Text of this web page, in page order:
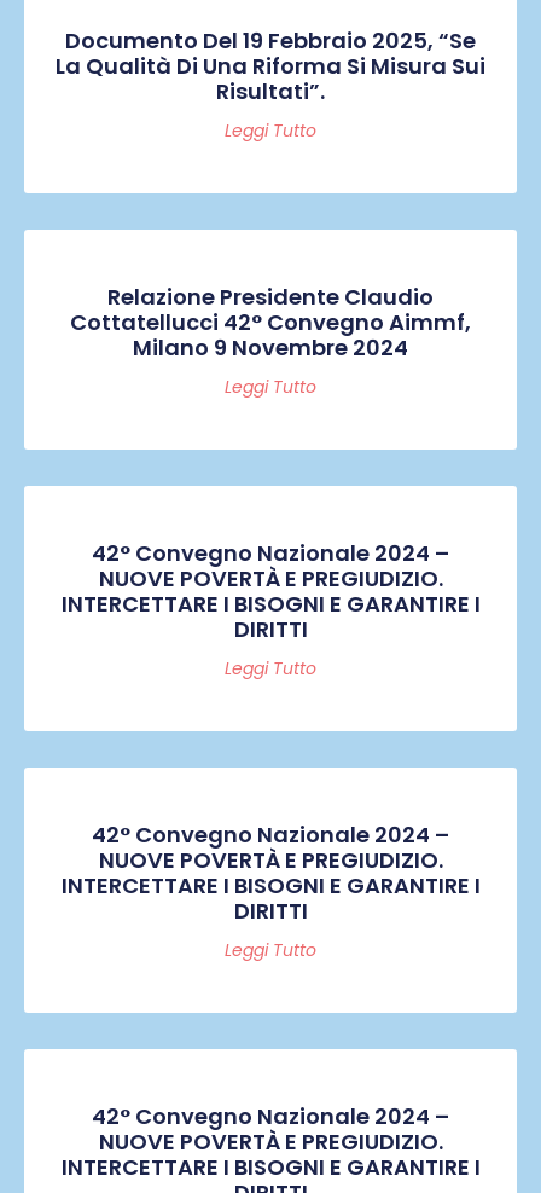
Documento Del 19 Febbraio 2025, “Se
La Qualità Di Una Riforma Si Misura Sui
Risultati”.
Leggi Tutto
Relazione Presidente Claudio
Cottatellucci 42° Convegno Aimmf,
Milano 9 Novembre 2024
Leggi Tutto
42° Convegno Nazionale 2024 –
NUOVE POVERTÀ E PREGIUDIZIO.
INTERCETTARE I BISOGNI E GARANTIRE I
DIRITTI
Leggi Tutto
42° Convegno Nazionale 2024 –
NUOVE POVERTÀ E PREGIUDIZIO.
INTERCETTARE I BISOGNI E GARANTIRE I
DIRITTI
Leggi Tutto
42° Convegno Nazionale 2024 –
NUOVE POVERTÀ E PREGIUDIZIO.
INTERCETTARE I BISOGNI E GARANTIRE I